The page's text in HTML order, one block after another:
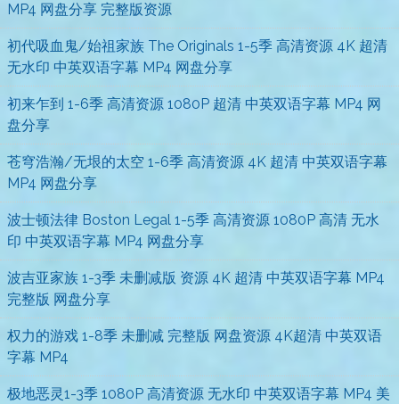
MP4 网盘分享 完整版资源
初代吸血鬼/始祖家族 The Originals 1-5季 高清资源 4K 超清
无水印 中英双语字幕 MP4 网盘分享
初来乍到 1-6季 高清资源 1080P 超清 中英双语字幕 MP4 网
盘分享
苍穹浩瀚/无垠的太空 1-6季 高清资源 4K 超清 中英双语字幕
MP4 网盘分享
波士顿法律 Boston Legal 1-5季 高清资源 1080P 高清 无水
印 中英双语字幕 MP4 网盘分享
波吉亚家族 1-3季 未删减版 资源 4K 超清 中英双语字幕 MP4
完整版 网盘分享
权力的游戏 1-8季 未删减 完整版 网盘资源 4K超清 中英双语
字幕 MP4
极地恶灵1-3季 1080P 高清资源 无水印 中英双语字幕 MP4 美